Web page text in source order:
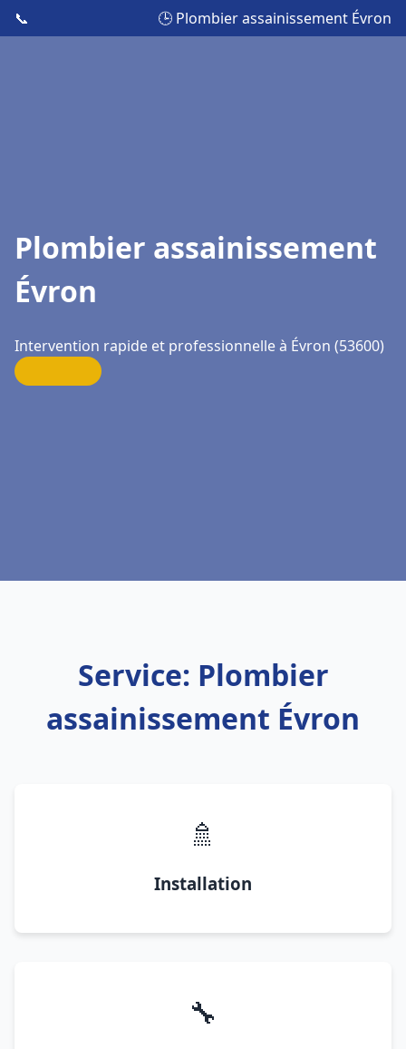
📞 🕒 Plombier assainissement Évron
Plombier assainissement
Évron
Intervention rapide et professionnelle à Évron (53600)
Service: Plombier
assainissement Évron
🚿
Installation
🔧